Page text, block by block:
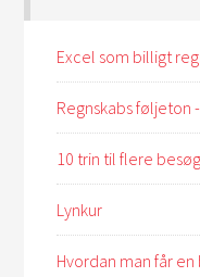
Excel som billigt
Regnskabs
10 trin til flere
Lynkur
Hvordan man får